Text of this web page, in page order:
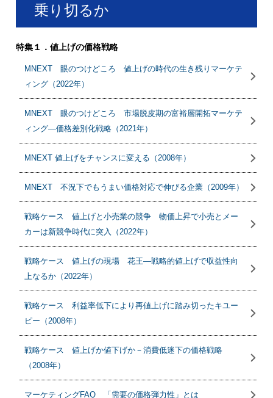
乗り切るか
特集１．値上げの価格戦略
MNEXT 眼のつけどころ 値上げの時代の生き残りマーケテ
ィング（2022年）
MNEXT 眼のつけどころ 市場脱皮期の富裕層開拓マーケテ
ィング―価格差別化戦略（2021年）
MNEXT 値上げをチャンスに変える（2008年）
MNEXT 不況下でもうまい価格対応で伸びる企業（2009年）
戦略ケース 値上げと小売業の競争 物価上昇で小売とメー
カーは新競争時代に突入（2022年）
戦略ケース 値上げの現場 花王―戦略的値上げで収益性向
上なるか（2022年）
戦略ケース 利益率低下により再値上げに踏み切ったキユー
ピー（2008年）
戦略ケース 値上げか値下げか－消費低迷下の価格戦略
（2008年）
マーケティングFAQ 「需要の価格弾力性」とは